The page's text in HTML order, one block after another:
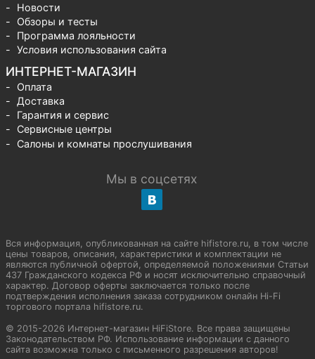
Новости
Обзоры и тесты
Программа лояльности
Условия использования сайта
ИНТЕРНЕТ-МАГАЗИН
Оплата
Доставка
Гарантия и сервис
Сервисные центры
Салоны и комнаты прослушивания
Мы в соцсетях
Вся информация, опубликованная на сайте hifistore.ru, в том числе
цены товаров, описания, характеристики и комплектации не
являются публичной офертой, определяемой положениями Статьи
437 Гражданского кодекса РФ и носят исключительно справочный
характер. Договор оферты заключается только после
подтверждения исполнения заказа сотрудником онлайн Hi-Fi
торгового портала hifistore.ru.
© 2015-2026 Интернет-магазин HiFiStore. Все права защищены
Законодательством РФ. Использование информации с данного
сайта возможна только с письменного разрешения авторов!